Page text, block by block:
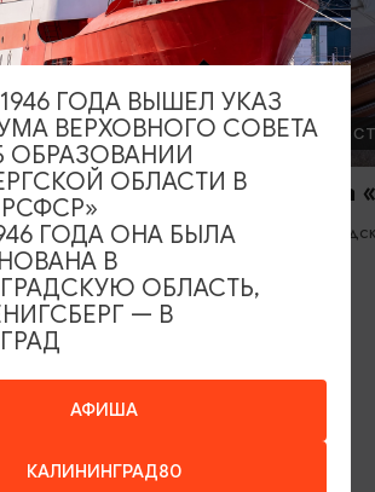
ресторан «Серый
ОТЕЛИ,
Гостиница
Зеленоградск
НА НАШЕМ САЙТЕ
АФИША
КАЛИНИНГРАД80
ГОДА ВЫШЕЛ УКАЗ
ВЕРХОВНОГО СОВЕТА
ОБРАЗОВАНИИ
ОБЛАСТИ В
ГОДА ОНА БЫЛА
В
ОБЛАСТЬ,
— В